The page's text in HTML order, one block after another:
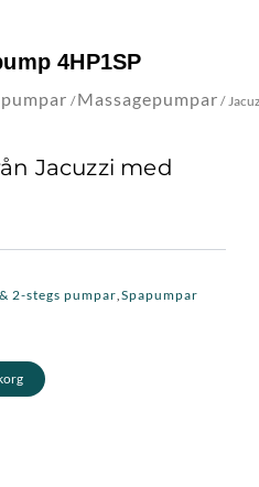
4HP1SP
/Massagepumpar /
Jacuzzi med
2-stegs pumpar ,Spapumpar